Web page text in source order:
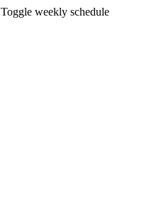
Toggle weekly schedule